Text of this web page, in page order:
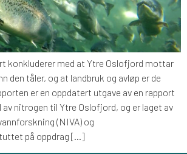
konkluderer med at Ytre Oslofjord mottar
den tåler, og at landbruk og avløp er de
er en oppdatert utgave av en rapport
nitrogen til Ytre Oslofjord, og er laget av
(NIVA) og
på oppdrag […]